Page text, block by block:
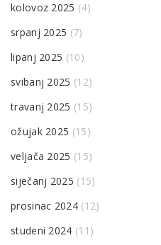
kolovoz 2025 (4)
srpanj 2025 (7)
lipanj 2025 (10)
svibanj 2025 (12)
travanj 2025 (15)
ožujak 2025 (15)
veljača 2025 (15)
siječanj 2025 (15)
prosinac 2024(12)
studeni 2024 (11)